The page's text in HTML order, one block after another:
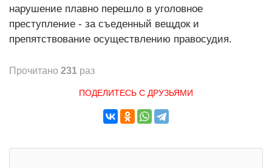
нарушение плавно перешло в уголовное
преступление - за съеденный вещдок и
препятствование осуществлению правосудия.
Прочитано 231 раз
ПОДЕЛИТЕСЬ С ДРУЗЬЯМИ